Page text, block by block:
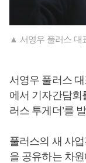
▲ 서영우 풀러스 대
서영우 풀러스
에서 기자간담회
러스 투게더’를
풀러스의 새 사
을 공유하는 차